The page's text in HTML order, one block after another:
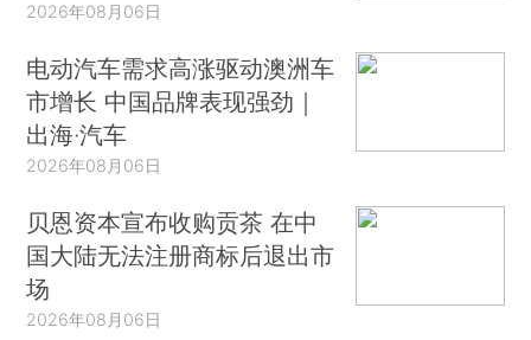
2026年08月06日
电动汽车需求高涨驱动澳洲车
市增长 中国品牌表现强劲｜
出海·汽车
2026年08月06日
贝恩资本宣布收购贡茶 在中
国大陆无法注册商标后退出市
场
2026年08月06日